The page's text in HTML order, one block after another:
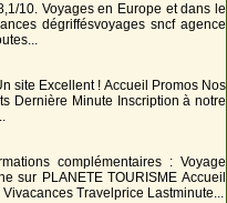
10. Voyages en Europe et dans le
dégriffésvoyages sncf agence
site Excellent ! Accueil Promos Nos
Dernière Minute Inscription à notre
complémentaires : Voyage
sur PLANETE TOURISME Accueil
Travelprice Lastminute...